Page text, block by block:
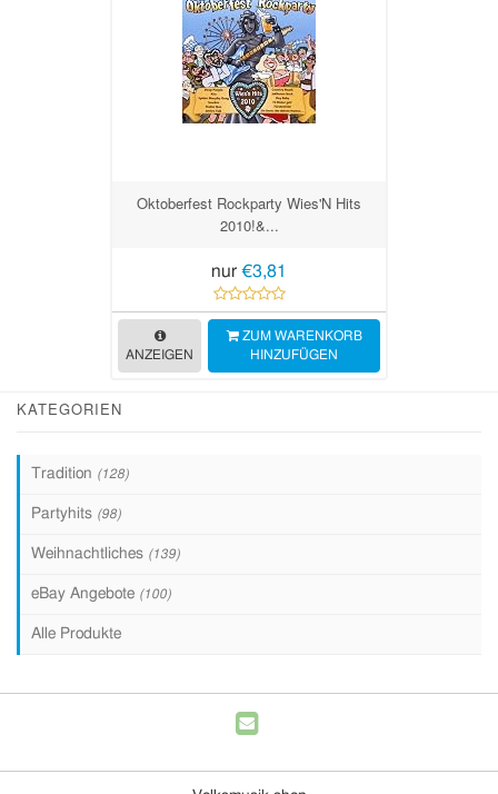
Oktoberfest Rockparty Wies'N Hits
2010!&...
nur €3,81
ANZEIGEN
ZUM WARENKORB
HINZUFÜGEN
KATEGORIEN
Tradition (128)
Partyhits (98)
Weihnachtliches (139)
eBay Angebote (100)
Alle Produkte